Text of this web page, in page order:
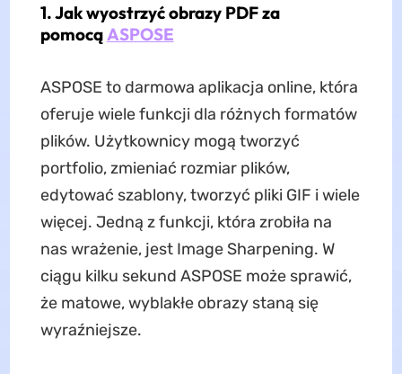
1. Jak wyostrzyć obrazy PDF za
pomocąASPOSE
ASPOSE to darmowa aplikacja online, która
oferuje wiele funkcji dla różnych formatów
plików. Użytkownicy mogą tworzyć
portfolio, zmieniać rozmiar plików,
edytować szablony, tworzyć pliki GIF i wiele
więcej. Jedną z funkcji, która zrobiła na
nas wrażenie, jest Image Sharpening. W
ciągu kilku sekund ASPOSE może sprawić,
że matowe, wyblakłe obrazy staną się
wyraźniejsze.